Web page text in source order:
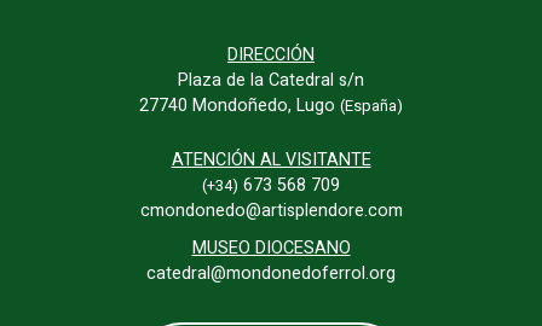
DIRECCIÓN
Plaza de la Catedral s/n
27740 Mondoñedo, Lugo (España)
ATENCIÓN AL VISITANTE
(+34) 673 568 709
cmondonedo@artisplendore.com
MUSEO DIOCESANO
catedral@mondonedoferrol.org